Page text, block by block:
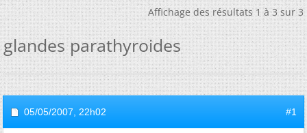
Affichage des résultats 1 à 3 sur 3
glandes parathyroides
05/05/2007, 22h02 #1